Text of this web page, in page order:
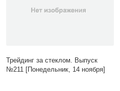
Трейдинг за стеклом. Выпуск
№211 [Понедельник, 14 ноября]